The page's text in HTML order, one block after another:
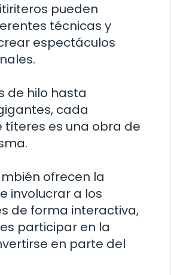
pueden
técnicas y
espectáculos
de hilo hasta
cada
títeres es una obra de
ofrecen la
involucrar a los
de forma interactiva,
participar en la
en parte del